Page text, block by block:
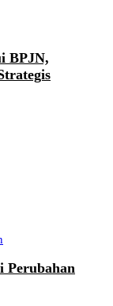
BPJN,
Perubahan